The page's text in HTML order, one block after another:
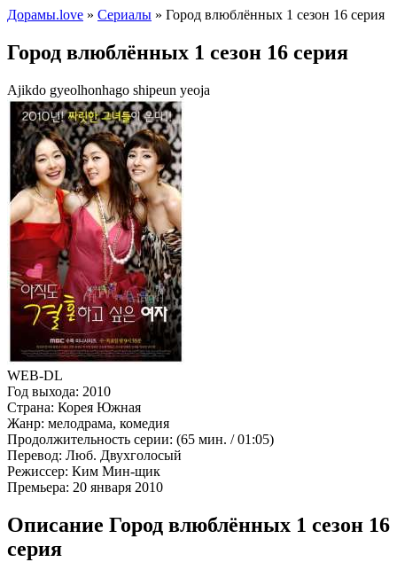
Дорамы.love » Сериалы » Город влюблённых 1 сезон 16 серия
Город влюблённых 1 сезон 16 серия
Ajikdo gyeolhonhago shipeun yeoja
WEB-DL
Год выхода: 2010
Страна: Корея Южная
Жанр: мелодрама, комедия
Продолжительность серии: (65 мин. / 01:05)
Перевод: Люб. Двухголосый
Режиссер: Ким Мин-щик
Премьера: 20 января 2010
Описание Город влюблённых 1 сезон 16
серия